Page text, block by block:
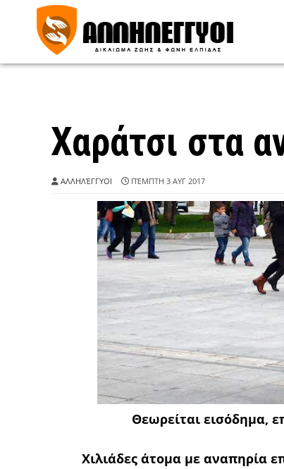
Χαράτσι στα
ΑΛΛΗΛΈΓΓΥΟΙ ΠΈΜΠΤΗ 3 ΑΥΓ 2017
Θεωρείται εισόδημα,
Χιλιάδες άτομα με αναπηρία